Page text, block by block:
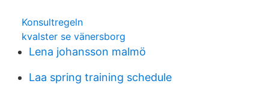
Konsultregeln
kvalster se vänersborg
Lena johansson malmö
Laa spring training schedule